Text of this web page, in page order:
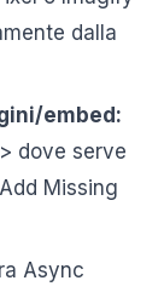
dalla
embed:
dove serve
Missing
Async